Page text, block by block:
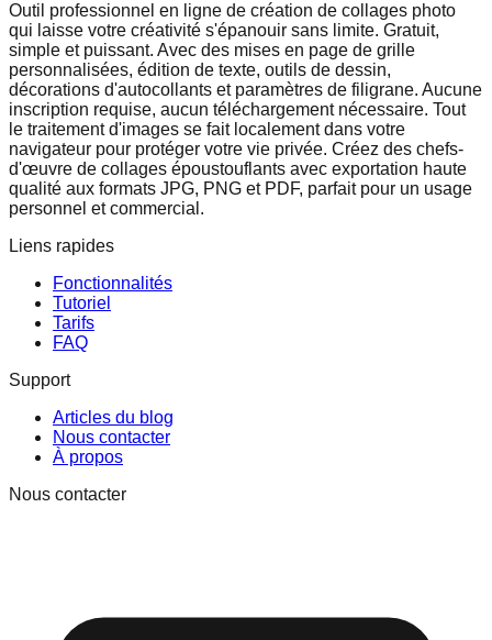
Outil professionnel en ligne de création de collages photo
qui laisse votre créativité s'épanouir sans limite. Gratuit,
simple et puissant. Avec des mises en page de grille
personnalisées, édition de texte, outils de dessin,
décorations d'autocollants et paramètres de filigrane. Aucune
inscription requise, aucun téléchargement nécessaire. Tout
le traitement d'images se fait localement dans votre
navigateur pour protéger votre vie privée. Créez des chefs-
d'œuvre de collages époustouflants avec exportation haute
qualité aux formats JPG, PNG et PDF, parfait pour un usage
personnel et commercial.
Liens rapides
Fonctionnalités
Tutoriel
Tarifs
FAQ
Support
Articles du blog
Nous contacter
À propos
Nous contacter